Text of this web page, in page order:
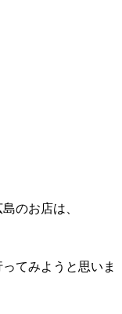
のお店は、
てみようと思いま